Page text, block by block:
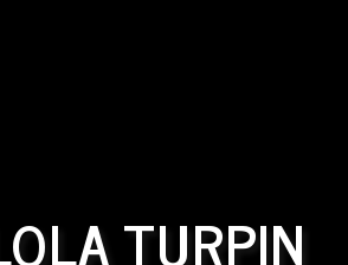
TURPIN